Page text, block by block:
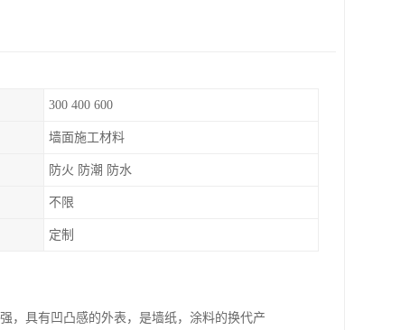
300 400 600
墙面施工材料
防火 防潮 防水
不限
定制
，具有凹凸感的外表，是墙纸，涂料的换代产